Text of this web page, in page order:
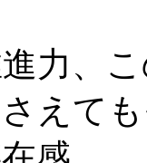
力、こ
えて